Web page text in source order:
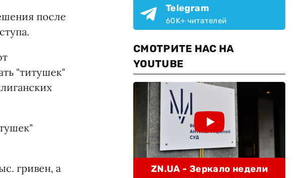
после
"титушек"
гривен, а
Telegram
60K+ читателей
СМОТРИТЕ НАС НА
YOUTUBE
ZN.UA - Зеркало недели